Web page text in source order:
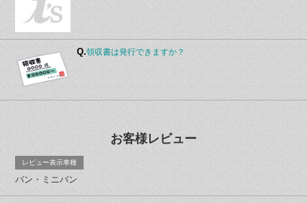
Q.領収書は発行できますか？
お客様レビュー
レビュー表示車種
バン・ミニバン